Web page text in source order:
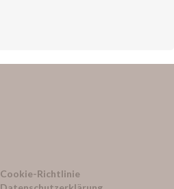
Cookie-Richtlinie